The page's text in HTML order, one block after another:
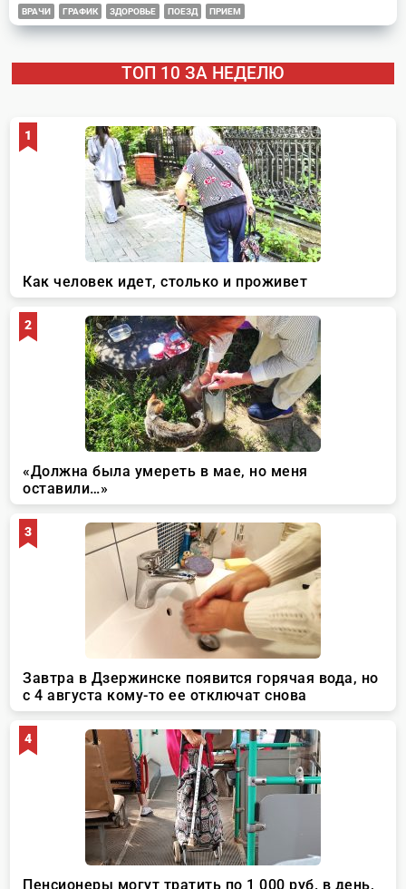
ВРАЧИ ГРАФИК ЗДОРОВЬЕ ПОЕЗД ПРИЕМ
ТОП 10 ЗА НЕДЕЛЮ